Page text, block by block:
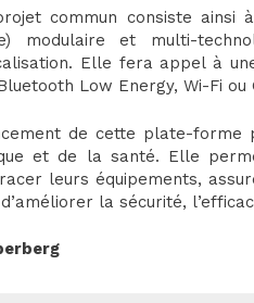
commun consiste ainsi
modulaire et multi-
Elle fera appel à
Low Energy, Wi-Fi ou
de cette plate-forme
et de la santé. Elle
leurs équipements,
la sécurité,